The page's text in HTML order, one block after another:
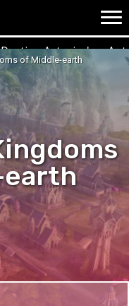
JUEGOS
ANÁLISIS
VÍDEOS
OCIO
CINE
Asturias' en
of Middle-earth